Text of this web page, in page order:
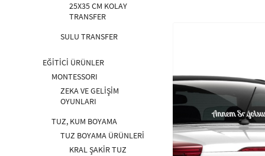
25X35 CM KOLAY
TRANSFER
SULU TRANSFER
EĞİTİCİ ÜRÜNLER
MONTESSORI
ZEKA VE GELİŞİM
OYUNLARI
TUZ, KUM BOYAMA
TUZ BOYAMA ÜRÜNLERİ
KRAL ŞAKİR TUZ